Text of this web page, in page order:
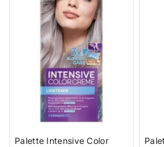
Palette Intensive Color